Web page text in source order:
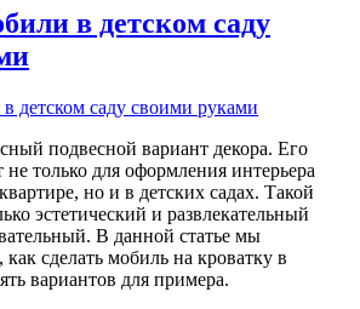
в детском саду
подвесной вариант декора. Его
не только для оформления интерьера
но и в детских садах. Такой
эстетический и развлекательный
В данной статье мы
сделать мобиль на кроватку в
вариантов для примера.